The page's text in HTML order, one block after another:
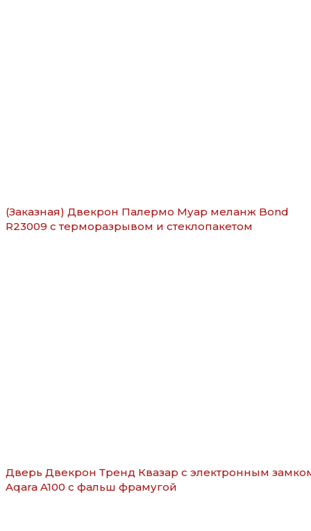
(Заказная) Двекрон Палермо Муар меланж Bond
R23009 с терморазрывом и стеклопакетом
Дверь Двекрон Тренд Квазар с электронным
Aqara A100 с фальш фрамугой